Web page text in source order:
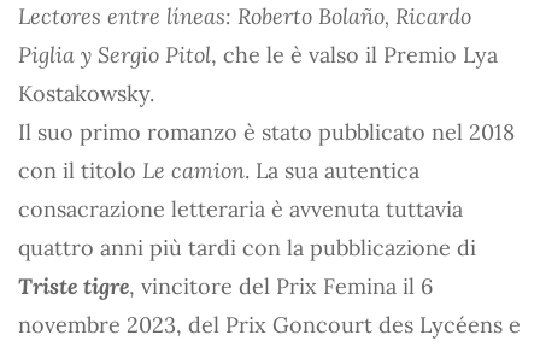
Lectores entre líneas: Roberto Bolaño, Ricardo
Piglia y Sergio Pitol, che le è valso il Premio Lya
Kostakowsky.
Il suo primo romanzo è stato pubblicato nel 2018
con il titolo Le camion. La sua autentica
consacrazione letteraria è avvenuta tuttavia
quattro anni più tardi con la pubblicazione di
Triste tigre, vincitore del Prix Femina il 6
novembre 2023, del Prix Goncourt des Lycéens e